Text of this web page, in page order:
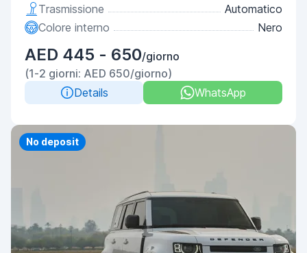
Trasmissione
Automatico
Colore interno
Nero
AED 445 - 650/giorno
(1-2 giorni: AED 650/giorno)
Details
WhatsApp
No deposit